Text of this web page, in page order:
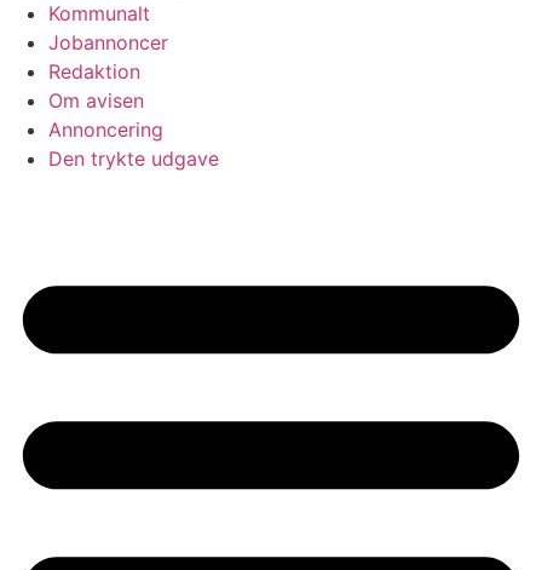
Kommunalt
Jobannoncer
Redaktion
Om avisen
Annoncering
Den trykte udgave